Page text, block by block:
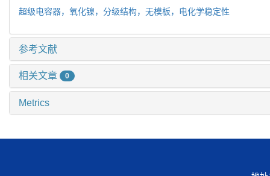
超级电容器，氧化镍，分级结构，无模板，电化学稳定性
参考文献
相关文章 0
Metrics